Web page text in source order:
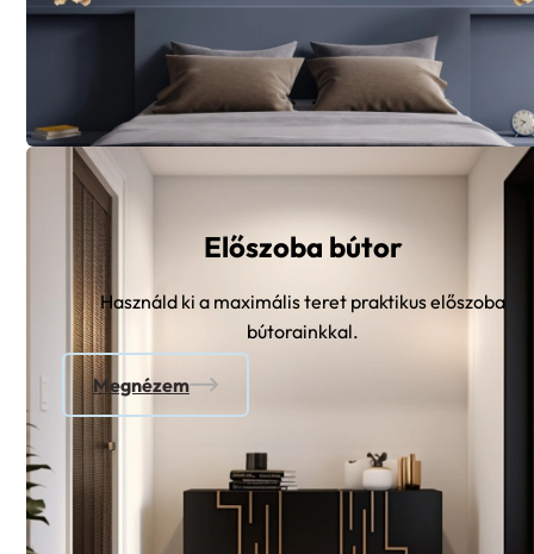
Előszoba bútor
Használd ki a maximális teret praktikus előszoba
bútorainkkal.
Megnézem